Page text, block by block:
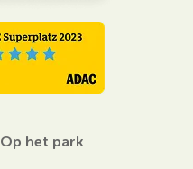
Op het park